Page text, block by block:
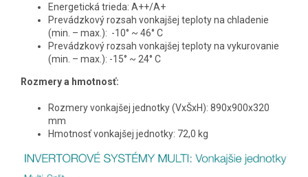
Energetická trieda: A++/A+
Prevádzkový rozsah vonkajšej teploty na chladenie
(min. – max.): -10° ~ 46° C
Prevádzkový rozsah vonkajšej teploty na vykurovanie
(min. – max.): -15° ~ 24° C
Rozmery a hmotnosť:
Rozmery vonkajšej jednotky (VxŠxH): 890x900x320
mm
Hmotnosť vonkajšej jednotky: 72,0 kg